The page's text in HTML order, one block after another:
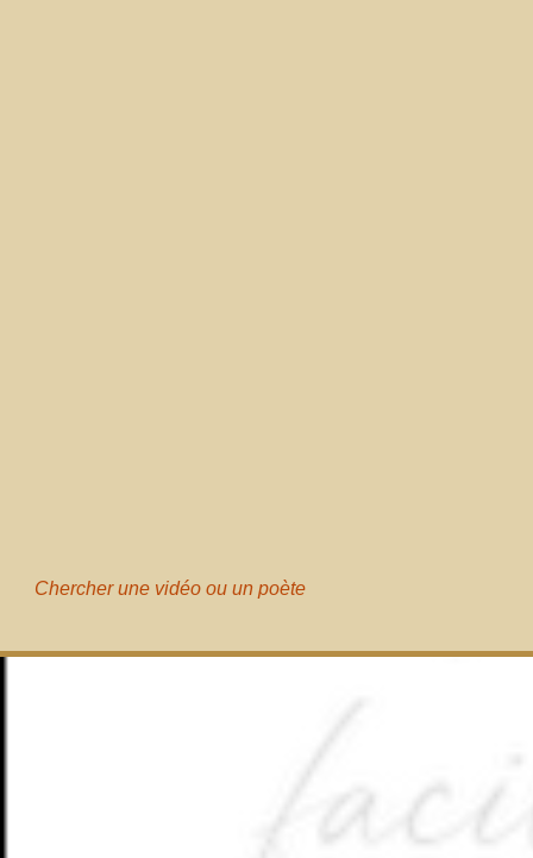
Chercher une vidéo ou un poète